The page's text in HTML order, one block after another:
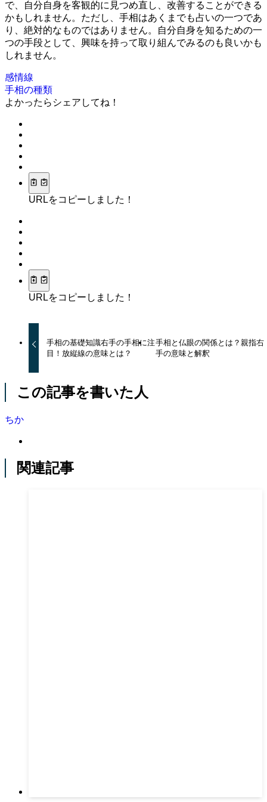
で、自分自身を客観的に見つめ直し、改善することができる
かもしれません。ただし、手相はあくまでも占いの一つであ
り、絶対的なものではありません。自分自身を知るための一
つの手段として、興味を持って取り組んでみるのも良いかも
しれません。
感情線
手相の種類
よかったらシェアしてね！
URLをコピーしました！
URLをコピーしました！
手相の基礎知識右手の手相に注
目！放縦線の意味とは？
手相と仏眼の関係とは？親指右
手の意味と解釈
この記事を書いた人
ちか
関連記事